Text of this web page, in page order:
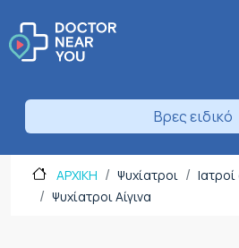
Βρες ειδικό
ΑΡΧΙΚΗ Ψυχίατροι
Ψυχίατροι Αίγινα